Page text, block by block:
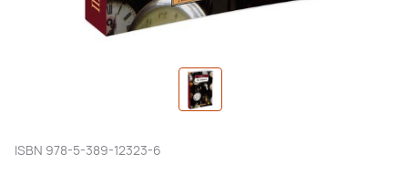
ISBN 978-5-389-12323-6